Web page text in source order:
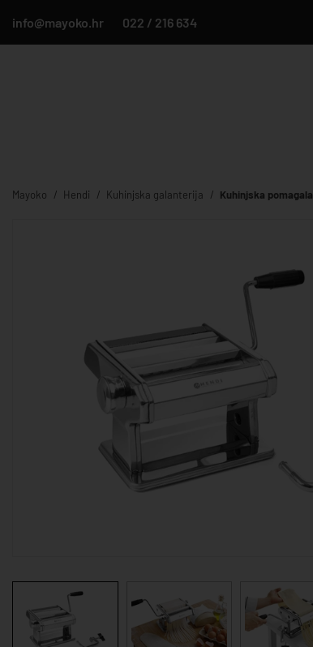
info@mayoko.hr 022 / 216 634
Mayoko Hendi Kuhinjska galanterija Kuhinjska pomagala